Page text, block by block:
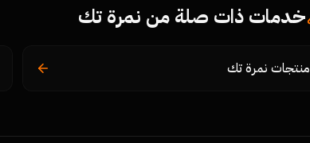
خدمات ذات صلة من نمرة تك
منتجات نمرة تك